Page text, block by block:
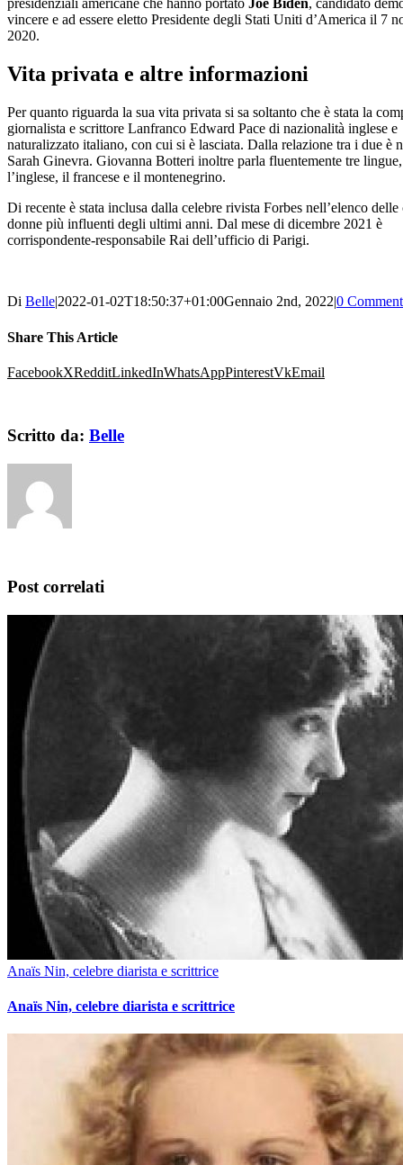
presidenziali americane che hanno portato Joe Biden, candidato
vincere e ad essere eletto Presidente degli Stati Uniti d’America il 7
2020.
Vita privata e altre informazioni
Per quanto riguarda la sua vita privata si sa soltanto che è stata la
giornalista e scrittore Lanfranco Edward Pace di nazionalità inglese e
naturalizzato italiano, con cui si è lasciata. Dalla relazione tra i due è
Sarah Ginevra. Giovanna Botteri inoltre parla fluentemente tre
l’inglese, il francese e il montenegrino.
Di recente è stata inclusa dalla celebre rivista Forbes nell’elenco delle
donne più influenti degli ultimi anni. Dal mese di dicembre 2021 è
corrispondente-responsabile Rai dell’ufficio di Parigi.
Di Belle|2022-01-02T18:50:37+01:00Gennaio 2nd, 2022|0
Share This Article
FacebookXRedditLinkedInWhatsAppPinterestVkEmail
Scritto da: Belle
Post correlati
Anaïs Nin, celebre diarista e scrittrice
Anaïs Nin, celebre diarista e scrittrice